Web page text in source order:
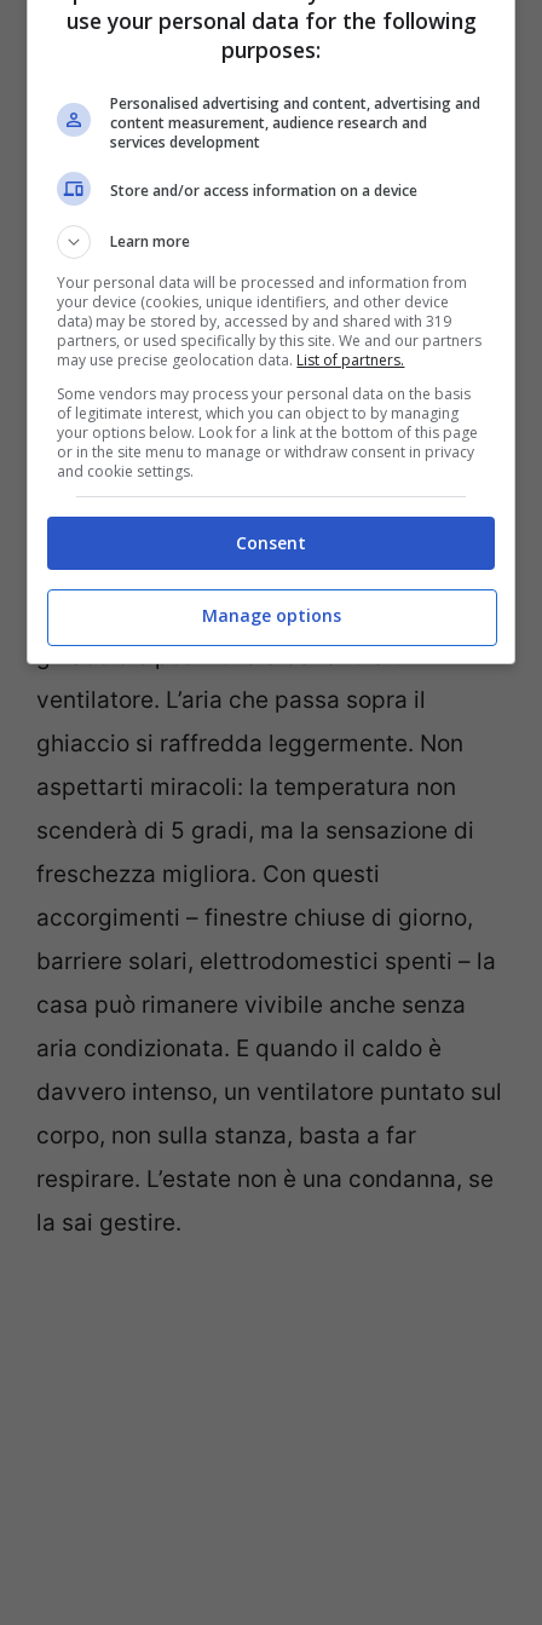
come tenerli a bada)
Il forno, la lavastoviglie, l’asciugatrice e
persino il phon producono calore. Usali
nelle ore più fresche (mattina presto o
sera) o evitali del tutto in giornate di caldo
estremo. Cucinare con il microonde, la
pentola a pressione o il fornello a gas
produce meno calore del forno. Anche le
lampadine a incandescenza scaldano:
sostituiscile con LED. L’umidità peggiora la
percezione del caldo: il sudore fatica a
evaporare. Usa un deumidificatore se
l’umidità supera il 60%. In alternativa, un
trucco semplice: riempi una bacinella con
ghiaccio e posizionala davanti a un
ventilatore. L’aria che passa sopra il
ghiaccio si raffredda leggermente. Non
aspettarti miracoli: la temperatura non
scenderà di 5 gradi, ma la sensazione di
freschezza migliora. Con questi
accorgimenti – finestre chiuse di giorno,
barriere solari, elettrodomestici spenti – la
casa può rimanere vivibile anche senza
aria condizionata. E quando il caldo è
davvero intenso, un ventilatore puntato sul
corpo, non sulla stanza, basta a far
respirare. L’estate non è una condanna, se
la sai gestire.
use your personal data for the following
purposes:
Personalised advertising and content, advertising and
content measurement, audience research and
services development
Store and/or access information on a device
Learn more
Your personal data will be processed and information from
your device (cookies, unique identifiers, and other device
data) may be stored by, accessed by and shared with 319
partners, or used specifically by this site. We and our partners
may use precise geolocation data. List of partners.
Some vendors may process your personal data on the basis
of legitimate interest, which you can object to by managing
your options below. Look for a link at the bottom of this page
or in the site menu to manage or withdraw consent in privacy
and cookie settings.
Consent
Manage options